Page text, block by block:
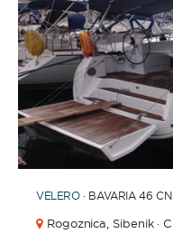
VELERO · BAVARIA 46 CN
Rogoznica, Sibenik ·